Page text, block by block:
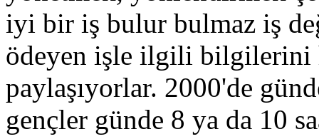
iyi bir iş bulur bulmaz iş
ödeyen işle ilgili bilgilerini
paylaşıyorlar. 2000'de
gençler günde 8 ya da 10